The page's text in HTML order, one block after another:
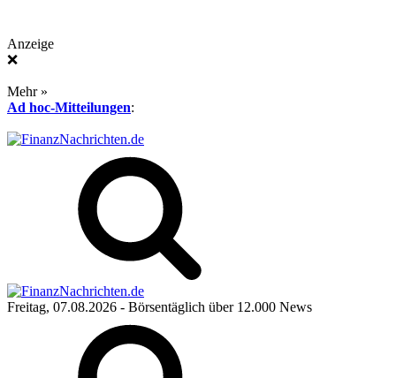
Anzeige
❌
Mehr »
Ad hoc-Mitteilungen:
Freitag, 07.08.2026 - Börsentäglich über 12.000 News